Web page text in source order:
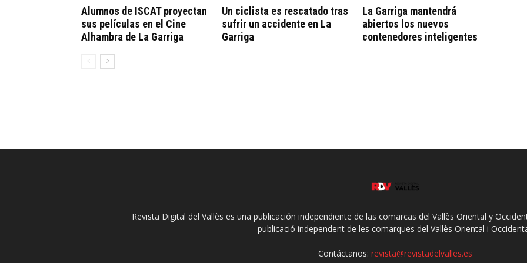
Alumnos de ISCAT proyectan
sus películas en el Cine
Alhambra de La Garriga
Un ciclista es rescatado tras
sufrir un accidente en La
Garriga
La Garriga mantendrá
abiertos los nuevos
contenedores inteligentes
Revista Digital del Vallès es una publicación independiente de las comarcas del Vallès Oriental y
publicació independent de les comarques del Vallès Oriental i
Contáctanos: revista@revistadelvalles.es